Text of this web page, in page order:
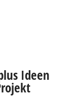
Ideen